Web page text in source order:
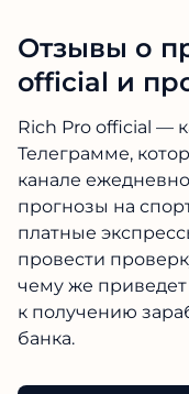
Отзывы о
official и
Rich Pro official —
Телеграмме,
канале
прогнозы на
платные
провести
чему же приведет
к получению
банка.